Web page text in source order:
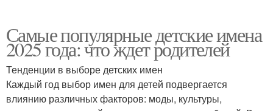
Самые популярные детские имена
2025 года: что ждет родителей
Тенденции в выборе детских имен
Каждый год выбор имен для детей подвергается
влиянию различных факторов: моды, культуры,